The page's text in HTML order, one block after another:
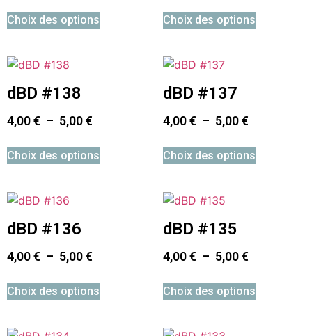
Choix des options Choix des options
dBD #138
4,00€ – 5,00€
Choix des options
dBD #137
4,00€ – 5,00€
Choix des options
dBD #136
4,00€ – 5,00€
Choix des options
dBD #135
4,00€ – 5,00€
Choix des options